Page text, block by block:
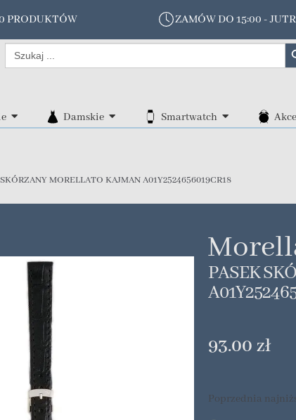
PRODUKTÓW ZAMÓW DO 15:00 -
Search
for:
Damskie Smartwatch
MORELLATO KAJMAN A01Y2524656019CR18
PASEK
93.00 zł
Poprzednia